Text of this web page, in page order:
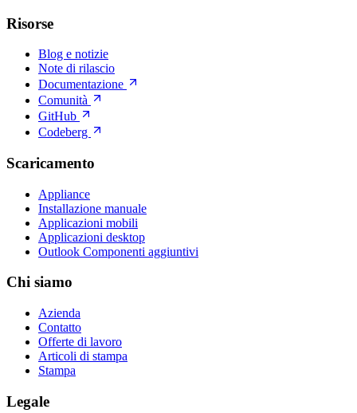
Risorse
Blog e notizie
Note di rilascio
Documentazione
Comunità
GitHub
Codeberg
Scaricamento
Appliance
Installazione manuale
Applicazioni mobili
Applicazioni desktop
Outlook Componenti aggiuntivi
Chi siamo
Azienda
Contatto
Offerte di lavoro
Articoli di stampa
Stampa
Legale